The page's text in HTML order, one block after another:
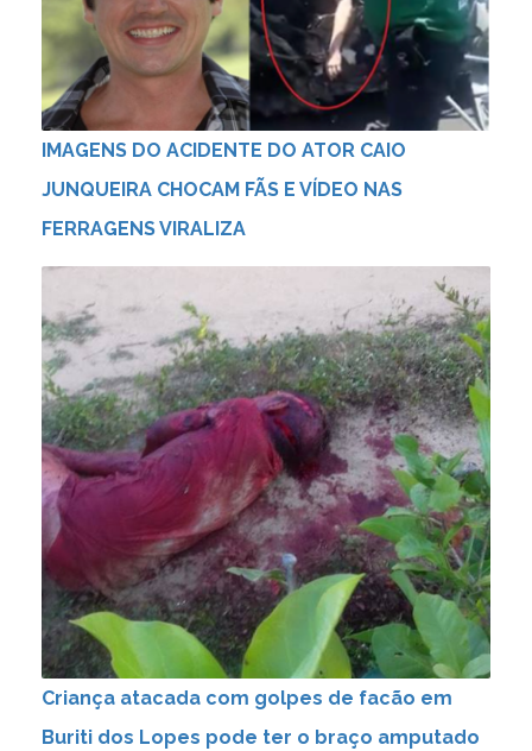
IMAGENS DO ACIDENTE DO ATOR CAIO
JUNQUEIRA CHOCAM FÃS E VÍDEO NAS
FERRAGENS VIRALIZA
Criança atacada com golpes de facão em
Buriti dos Lopes pode ter o braço amputado